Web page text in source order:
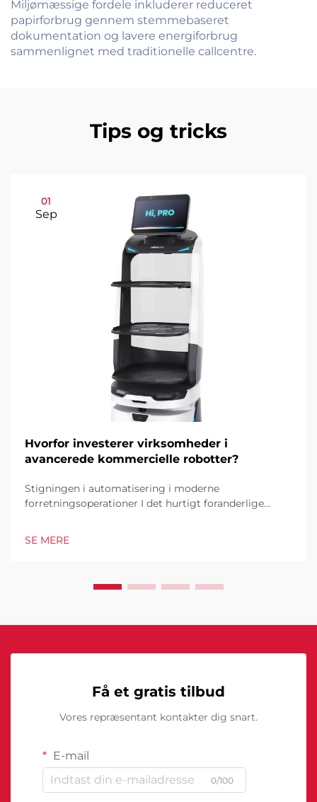
Miljømæssige fordele inkluderer reduceret
papirforbrug gennem stemmebaseret
dokumentation og lavere energiforbrug
sammenlignet med traditionelle callcentre.
Tips og tricks
01
Sep
Hvorfor investerer virksomheder i
avancerede kommercielle robotter?
Stigningen i automatisering i moderne
forretningsoperationer I det hurtigt foranderlige
excellence. Disse sofistikerede maskiner
SE MERE
Få et gratis tilbud
Vores repræsentant kontakter dig snart.
E-mail
0/100